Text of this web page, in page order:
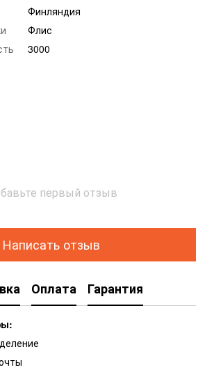
Финляндия
Флис
3000
первый отзыв
Написать отзыв
Оплата Гарантия